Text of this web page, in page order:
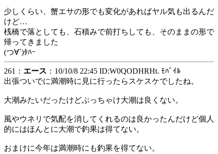
少しくらい、蟹エサの形でも変化があればヤル気も出るんだ
けど…
桟橋で落としても、石積みで前打ちしても、そのままの形で
帰ってきました
(つ∀`)ﾀﾊｰ
261： エース ：10/10/8 22:45 ID:W0QODHRHt. ﾓﾊﾞｲﾙ
出張ついでに満潮時に見に行ったらスケスケでしたね。
大潮みたいだったけどぶっちゃけ大潮は良くない。
風やウネリで気配を消してくれるのは良かったんだけど個人
的にはほんとに大潮で釣果は得てない。
おまけに今年は満潮時にも釣果を得てない。